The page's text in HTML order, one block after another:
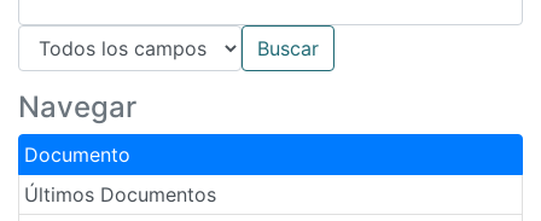
Navegar
Documento
Últimos Documentos